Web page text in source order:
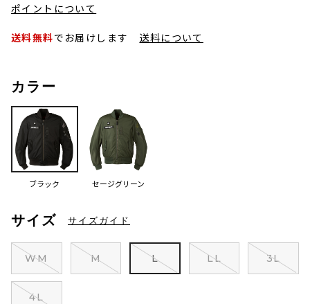
ポイントについて
送料無料でお届けします 送料について
カラー
ブラック セージグリーン
サイズ サイズガイド
WM M L LL 3L
4L